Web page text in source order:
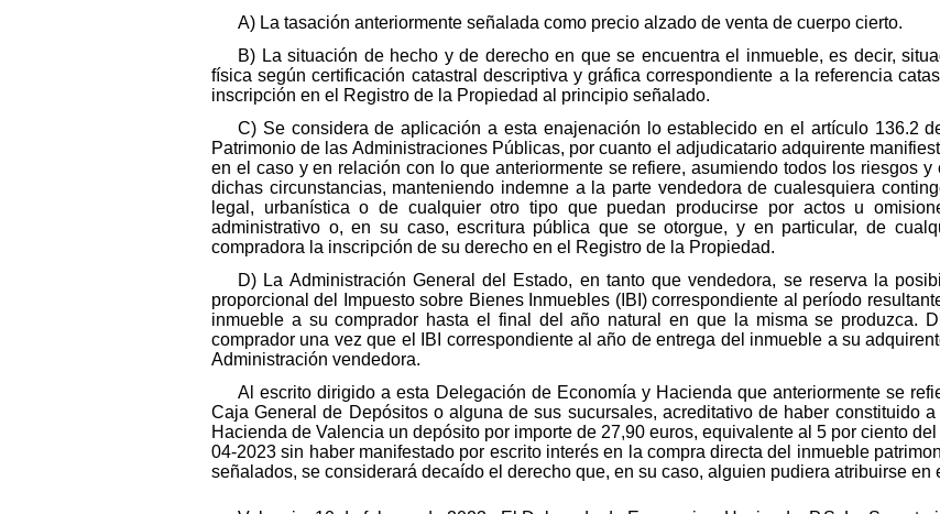
A) La tasación anteriormente señalada como precio alzado de venta de cuerpo cierto.
B) La situación de hecho y de derecho en que se encuentra el inmueble, es decir,
física según certificación catastral descriptiva y gráfica correspondiente a la referencia
inscripción en el Registro de la Propiedad al principio señalado.
C) Se considera de aplicación a esta enajenación lo establecido en el artículo 136.2
Patrimonio de las Administraciones Públicas, por cuanto el adjudicatario adquirente
en el caso y en relación con lo que anteriormente se refiere, asumiendo todos los riesgos
dichas circunstancias, manteniendo indemne a la parte vendedora de cualesquiera
legal, urbanística o de cualquier otro tipo que puedan producirse por actos u
administrativo o, en su caso, escritura pública que se otorgue, y en particular, de
compradora la inscripción de su derecho en el Registro de la Propiedad.
D) La Administración General del Estado, en tanto que vendedora, se reserva la
proporcional del Impuesto sobre Bienes Inmuebles (IBI) correspondiente al período
inmueble a su comprador hasta el final del año natural en que la misma se produzca.
comprador una vez que el IBI correspondiente al año de entrega del inmueble a su
Administración vendedora.
Al escrito dirigido a esta Delegación de Economía y Hacienda que anteriormente se
Caja General de Depósitos o alguna de sus sucursales, acreditativo de haber constituido
Hacienda de Valencia un depósito por importe de 27,90 euros, equivalente al 5 por ciento
04-2023 sin haber manifestado por escrito interés en la compra directa del inmueble
señalados, se considerará decaído el derecho que, en su caso, alguien pudiera atribuirse en